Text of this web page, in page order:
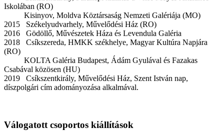
Iskolában (RO)
Kisinyov, Moldva Köztársaság Nemzeti Galériája (MO)
2015 Székelyudvarhely, Művelődési Ház (RO)
2016 Gödöllő, Művészetek Háza és Levendula Galéria
2018 Csíkszereda, HMKK székhelye, Magyar Kultúra Napjára
(RO)
KOLTA Galéria Budapest, Ádám Gyulával és Fazakas
Csabával közösen (HU)
2019 Csíkszentkirály, Művelődési Ház, Szent István nap,
díszpolgári cím adományozása alkalmával.
Válogatott csoportos kiállítások